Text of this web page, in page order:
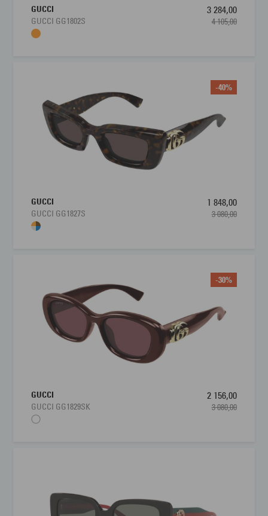
GUCCI
GUCCI GG1802S
3 284,00
4 105,00
-40%
GUCCI
GUCCI GG1827S
1 848,00
3 080,00
-30%
GUCCI
GUCCI GG1829SK
2 156,00
3 080,00